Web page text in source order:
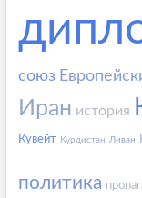
союз
Иран история
Кувейт Курдистан Ливан
политика